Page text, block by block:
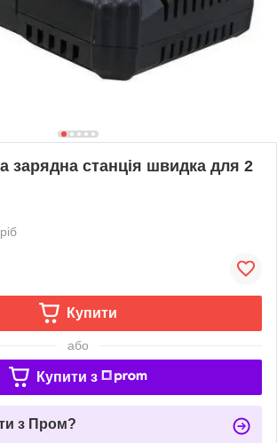
зарядна станція швидка для 2
Купити
або
Купити з
з Пром?